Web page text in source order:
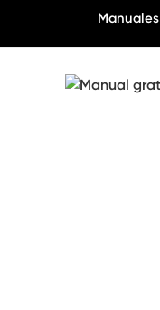
Manuales